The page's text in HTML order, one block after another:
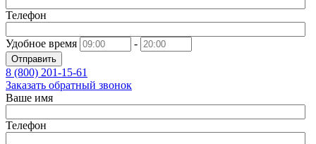
Телефон
Удобное время -
Отправить
8 (800) 201-15-61
Заказать обратный звонок
Ваше имя
Телефон